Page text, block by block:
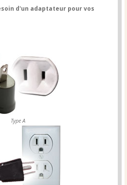
d'un adaptateur pour vos
Type A